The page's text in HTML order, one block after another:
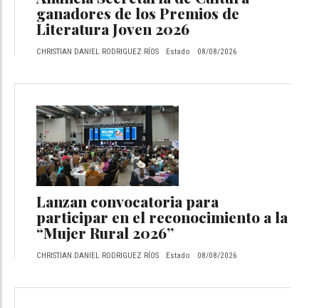
ganadores de los Premios de
Literatura Joven 2026
CHRISTIAN DANIEL RODRIGUEZ RÍOS Estado 08/08/2026
Lanzan convocatoria para
participar en el reconocimiento a la
“Mujer Rural 2026”
CHRISTIAN DANIEL RODRIGUEZ RÍOS Estado 08/08/2026